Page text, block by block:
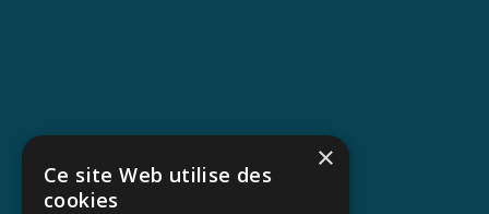
×
Ce site Web utilise des
cookies